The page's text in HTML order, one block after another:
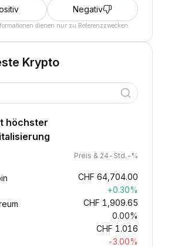
Negativ
dienen nur zu Referenzzwecken.
Krypto
höchster
Preis & 24-Std.-%
CHF 64,704.00
+0.30%
CHF 1,909.65
0.00%
CHF 1.016
-3.00%